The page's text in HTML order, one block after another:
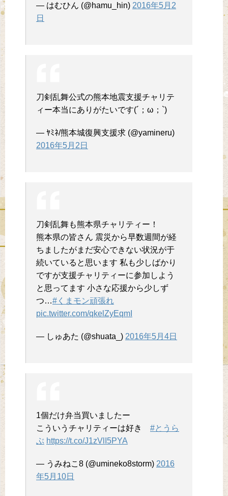
— はむひん (@hamu_hin) 2016年5月2
日
刀剣乱舞公式の熊本地震支援チャリテ
ィー本当にありがたいです(´；ω；`)
— ﾔﾐﾈ/熊本城復興支援求 (@yamineru)
2016年5月2日
刀剣乱舞も熊本県チャリティー！
熊本県の皆さん 震災から早数週間が経
ちましたがまだ安心できない状況が于
続いていると思います 私も少しばかり
ですが支援チャリティーに参加しよう
と思ってます 小さな応援から少しず
つ…#くまモン頑張れ
pic.twitter.com/qkelZyEqmI
— しゅあた (@shuata_) 2016年5月4日
1個だけ弁当買いましたー
こういうチャリティーは好き #とうら
ぶ https://t.co/J1zVlI5PYA
— うみねこ8 (@umineko8storm) 2016
年5月10日